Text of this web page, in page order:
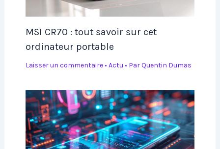
MSI CR70 : tout savoir sur cet
ordinateur portable
Laisser un commentaire • Actu • ParQuentin Dumas